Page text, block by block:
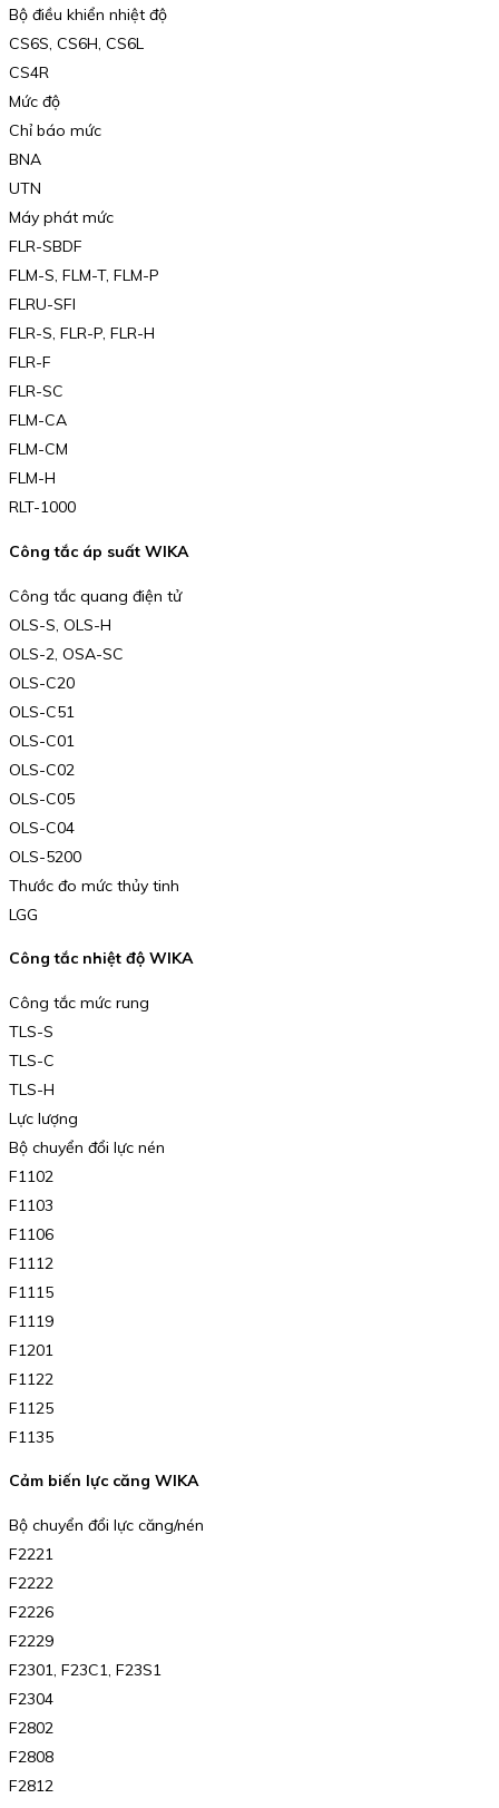
Bộ điều khiển nhiệt độ
CS6S, CS6H, CS6L
CS4R
Mức độ
Chỉ báo mức
BNA
UTN
Máy phát mức
FLR-SBDF
FLM-S, FLM-T, FLM-P
FLRU-SFI
FLR-S, FLR-P, FLR-H
FLR-F
FLR-SC
FLM-CA
FLM-CM
FLM-H
RLT-1000
Công tắc áp suất WIKA
Công tắc quang điện tử
OLS-S, OLS-H
OLS-2, OSA-SC
OLS-C20
OLS-C51
OLS-C01
OLS-C02
OLS-C05
OLS-C04
OLS-5200
Thước đo mức thủy tinh
LGG
Công tắc nhiệt độ WIKA
Công tắc mức rung
TLS-S
TLS-C
TLS-H
Lực lượng
Bộ chuyển đổi lực nén
F1102
F1103
F1106
F1112
F1115
F1119
F1201
F1122
F1125
F1135
Cảm biến lực căng WIKA
Bộ chuyển đổi lực căng/nén
F2221
F2222
F2226
F2229
F2301, F23C1, F23S1
F2304
F2802
F2808
F2812